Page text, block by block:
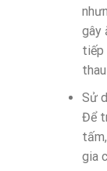
gây
tiếp
Sử
Để
gia